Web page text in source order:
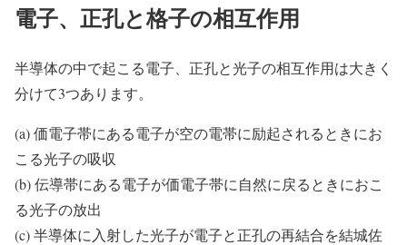
電子、正孔と格子の相互作用
半導体の中で起こる電子、正孔と光子の相互作用は大きく
分けて3つあります。
(a) 価電子帯にある電子が空の電帯に励起されるときにお
こる光子の吸収
(b) 伝導帯にある電子が価電子帯に自然に戻るときにおこ
る光子の放出
(c) 半導体に入射した光子が電子と正孔の再結合を結城佐